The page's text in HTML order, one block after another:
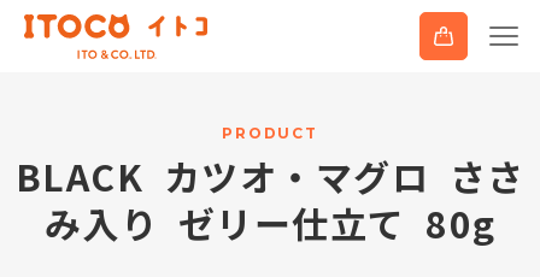
P R O D U C T
BLACK カツオ ・ マグロ ささ
み入り ゼリ ー仕立て 80g